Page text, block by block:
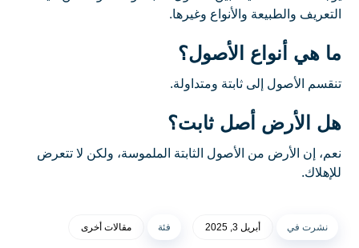
التعريف والطبيعة والأنواع وغيرها.
ما هي أنواع الأصول؟
تنقسم الأصول إلى ثابتة ومتداولة.
هل الأرض أصل ثابت؟​
نعم، إن الأرض من الأصول الثابتة الملموسة، ولكن لا تتعرض
للإهلاك.
نشرت في أبريل 3, 2025 فئة مقالات أخرى